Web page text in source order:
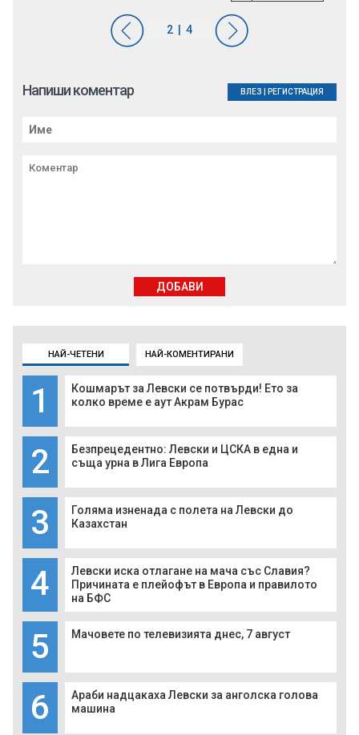
НАЙ-ЧЕТЕНИ НАЙ-КОМЕНТИРАНИ
1
Кошмарът за Левски се потвърди! Ето за
колко време е аут Акрам Бурас
2
Безпрецедентно: Левски и ЦСКА в една и
съща урна в Лига Европа
3
Голяма изненада с полета на Левски до
Казахстан
4
Левски иска отлагане на мача със Славия?
Причината е плейофът в Европа и правилото
на БФС
5 Мачовете по телевизията днес, 7 август
6
Араби надцакаха Левски за анголска голова
машина
Напиши коментар ВЛЕЗ РЕГИСТРАЦИЯ
ДОБАВИ